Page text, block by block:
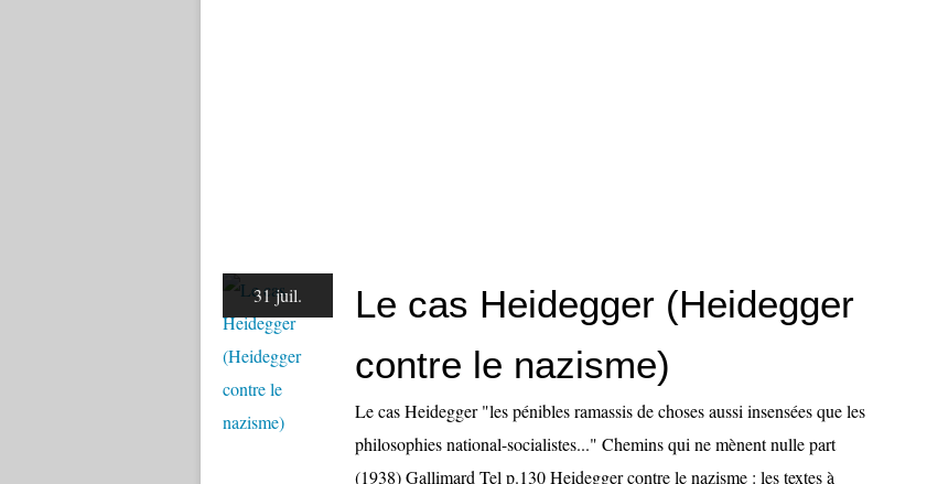
31 juil.
Le cas Heidegger (Heidegger
contre le nazisme)
Le cas Heidegger "les pénibles ramassis de choses aussi insensées que les
philosophies national-socialistes..." Chemins qui ne mènent nulle part
(1938) Gallimard Tel p.130 Heidegger contre le nazisme : les textes à